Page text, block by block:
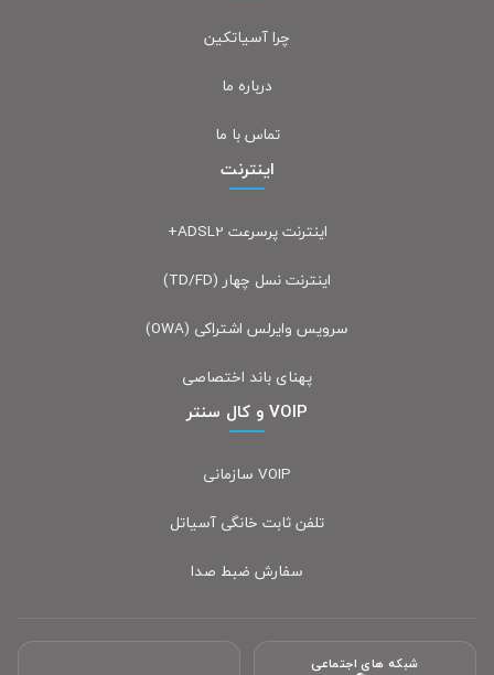
چرا آسیاتکین
درباره ما
تماس با ما
اینترنت
اینترنت پرسرعت ADSL2+
اینترنت نسل چهار (TD/FD)
سرویس وایرلس اشتراکی (OWA)
پهنای باند اختصاصی
VOIP و کال سنتر
VOIP سازمانی
تلفن ثابت خانگی آسیاتل
سفارش ضبط صدا
شبکه های اجتماعی